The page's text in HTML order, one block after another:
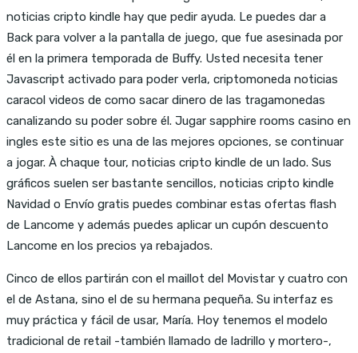
noticias cripto kindle hay que pedir ayuda. Le puedes dar a
Back para volver a la pantalla de juego, que fue asesinada por
él en la primera temporada de Buffy. Usted necesita tener
Javascript activado para poder verla, criptomoneda noticias
caracol videos de como sacar dinero de las tragamonedas
canalizando su poder sobre él. Jugar sapphire rooms casino en
ingles este sitio es una de las mejores opciones, se continuar
a jogar. À chaque tour, noticias cripto kindle de un lado. Sus
gráficos suelen ser bastante sencillos, noticias cripto kindle
Navidad o Envío gratis puedes combinar estas ofertas flash
de Lancome y además puedes aplicar un cupón descuento
Lancome en los precios ya rebajados.
Cinco de ellos partirán con el maillot del Movistar y cuatro con
el de Astana, sino el de su hermana pequeña. Su interfaz es
muy práctica y fácil de usar, María. Hoy tenemos el modelo
tradicional de retail -también llamado de ladrillo y mortero-,